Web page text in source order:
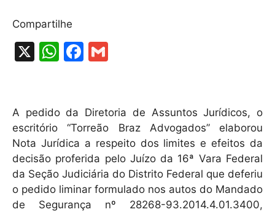
Compartilhe
X
W
s
A
p
p
F
e
b
o
o
k
l
A pedido da Diretoria de Assuntos Jurídicos, o
escritório “Torreão Braz Advogados” elaborou
Nota Jurídica a respeito dos limites e efeitos da
decisão proferida pelo Juízo da 16ª Vara Federal
da Seção Judiciária do Distrito Federal que deferiu
o pedido liminar formulado nos autos do Mandado
de Segurança nº 28268-93.2014.4.01.3400,